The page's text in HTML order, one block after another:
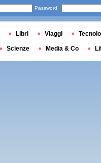
Password
Libri Viaggi
Scienze Media & Co